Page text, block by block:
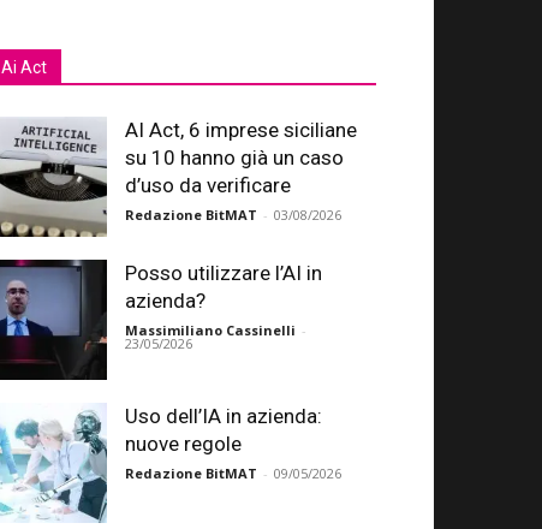
Ai Act
AI Act, 6 imprese siciliane
su 10 hanno già un caso
d’uso da verificare
Redazione BitMAT - 03/08/2026
Posso utilizzare l’AI in
azienda?
Massimiliano Cassinelli -
23/05/2026
Uso dell’IA in azienda:
nuove regole
Redazione BitMAT - 09/05/2026